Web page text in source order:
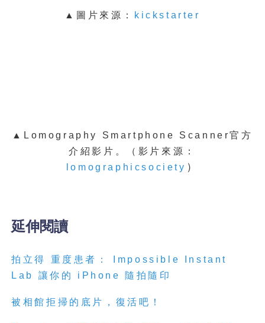
▲圖片來源： kickstarter
▲ Lomography Smartphone Scanner官方
介紹影片。（影片來源：
lomographicsociety ）
延伸閱讀
拍立得 重度患者：
Impossible Instant
Lab 讓你的 iPhone 隨拍隨印
被相館拒 掃 的底片，復活吧！